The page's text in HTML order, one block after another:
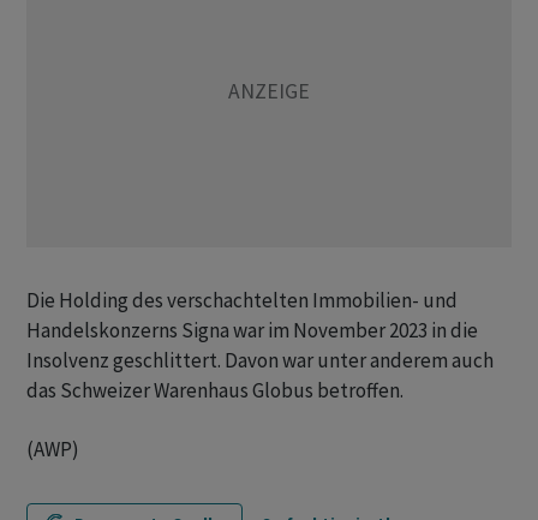
Die Holding des verschachtelten Immobilien- und
Handelskonzerns Signa war im November 2023 in die
Insolvenz geschlittert. Davon war unter anderem auch
das Schweizer Warenhaus Globus betroffen.
(AWP)